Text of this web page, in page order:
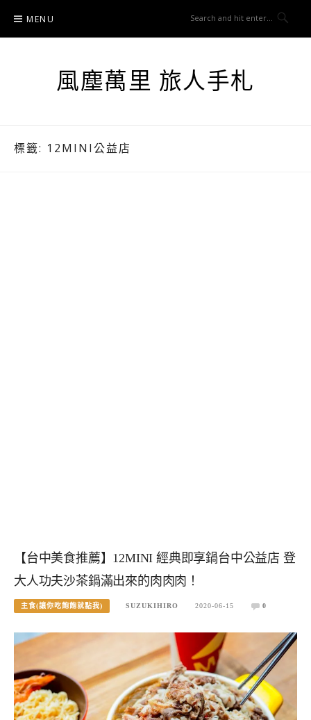
content
MENU
風塵萬里 旅人手札
標籤: 12MINI公益店
【台中美食推薦】12MINI 經典即享鍋台中公益店 登
大人功夫沙茶鍋滿出來的肉肉肉！
主食(讓你吃飽飽就點我) SUZUKIHIRO 2020-06-15 0